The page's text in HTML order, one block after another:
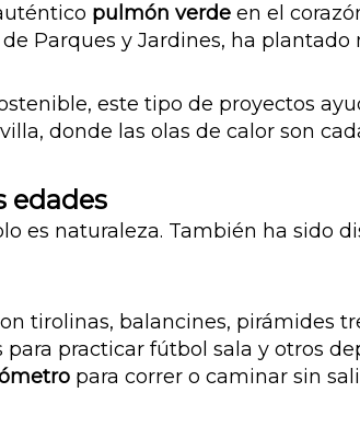
pulmón verde en el
Parques y Jardines, ha plantado
este tipo de proyectos
donde las olas de calor son
edades
es naturaleza. También ha sido
tirolinas, balancines, pirámides
para practicar fútbol sala y otros
para correr o caminar sin